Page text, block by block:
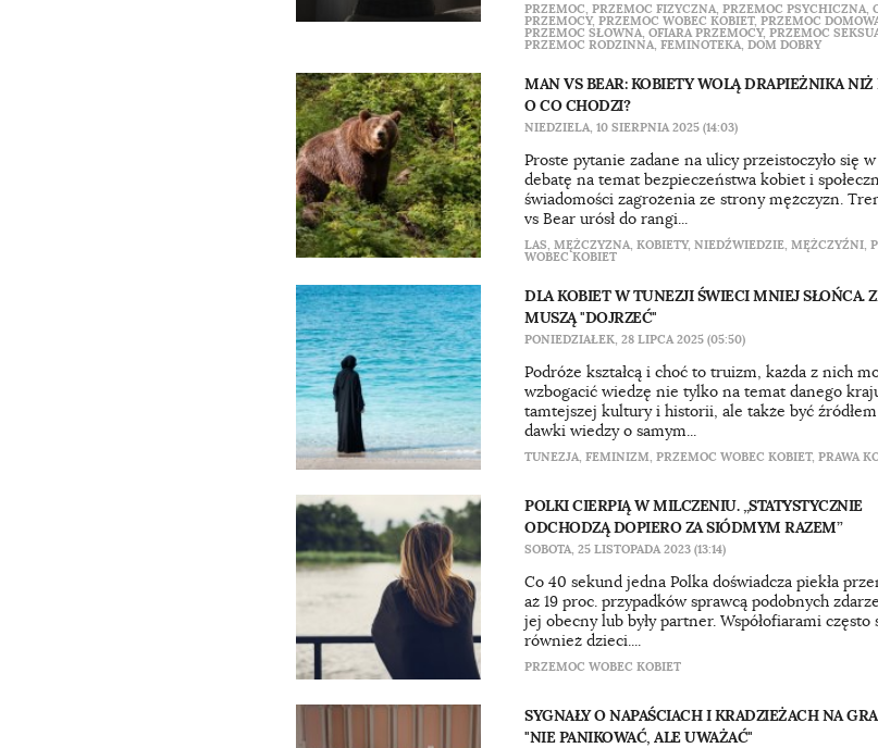
PRZEMOC, PRZEMOC FIZYCZNA, PRZEMOC PSYCHICZNA,
PRZEMOCY, PRZEMOC WOBEC KOBIET, PRZEMOC
PRZEMOC SŁOWNA, OFIARA PRZEMOCY, PRZEMOC
PRZEMOC RODZINNA, FEMINOTEKA, DOM DOBRY
MAN VS BEAR: KOBIETY WOLĄ DRAPIEŻNIKA NIŻ
O CO CHODZI?
NIEDZIELA, 10 SIERPNIA 2025 (14:03)
Proste pytanie zadane na ulicy przeistoczyło się
debatę na temat bezpieczeństwa kobiet i
świadomości zagrożenia ze strony mężczyzn.
vs Bear urósł do rangi...
LAS, MĘŻCZYZNA, KOBIETY, NIEDŹWIEDZIE, MĘŻCZYŹNI,
WOBEC KOBIET
DLA KOBIET W TUNEZJI ŚWIECI MNIEJ SŁOŃCA.
MUSZĄ "DOJRZEĆ"
PONIEDZIAŁEK, 28 LIPCA 2025 (05:50)
Podróże kształcą i choć to truizm, każda z nich
wzbogacić wiedzę nie tylko na temat danego
tamtejszej kultury i historii, ale także być
dawki wiedzy o samym...
TUNEZJA, FEMINIZM, PRZEMOC WOBEC KOBIET, PRAWA
POLKI CIERPIĄ W MILCZENIU. „STATYSTYCZNIE
ODCHODZĄ DOPIERO ZA SIÓDMYM RAZEM”
SOBOTA, 25 LISTOPADA 2023 (13:14)
Co 40 sekund jedna Polka doświadcza piekła
aż 19 proc. przypadków sprawcą podobnych
jej obecny lub były partner. Współofiarami często
również dzieci....
PRZEMOC WOBEC KOBIET
SYGNAŁY O NAPAŚCIACH I KRADZIEŻACH NA
"NIE PANIKOWAĆ, ALE UWAŻAĆ"